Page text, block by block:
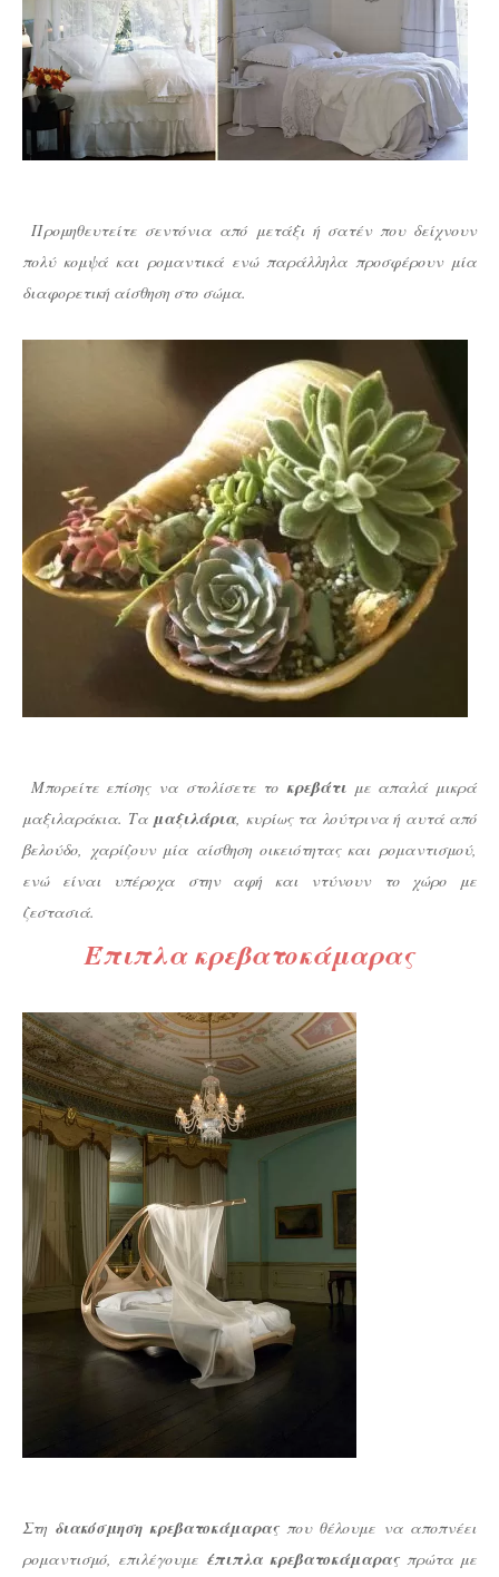
Προμηθευτείτε σεντόνια από μετάξι ή σατέν που δείχνουν
πολύ κομψά και ρομαντικά ενώ παράλληλα προσφέρουν μία
διαφορετική αίσθηση στο σώμα.
Μπορείτε επίσης να στολίσετε το κρεβάτι με απαλά μικρά
μαξιλαράκια. Τα μαξιλάρια, κυρίως τα λούτρινα ή αυτά από
βελούδο, χαρίζουν μία αίσθηση οικειότητας και ρομαντισμού,
ενώ είναι υπέροχα στην αφή και ντύνουν το χώρο με
ζεστασιά.
Έπιπλα κρεβατοκάμαρας
Στη διακόσμηση κρεβατοκάμαρας που θέλουμε να αποπνέει
ρομαντισμό, επιλέγουμε έπιπλα κρεβατοκάμαραςπρώτα με